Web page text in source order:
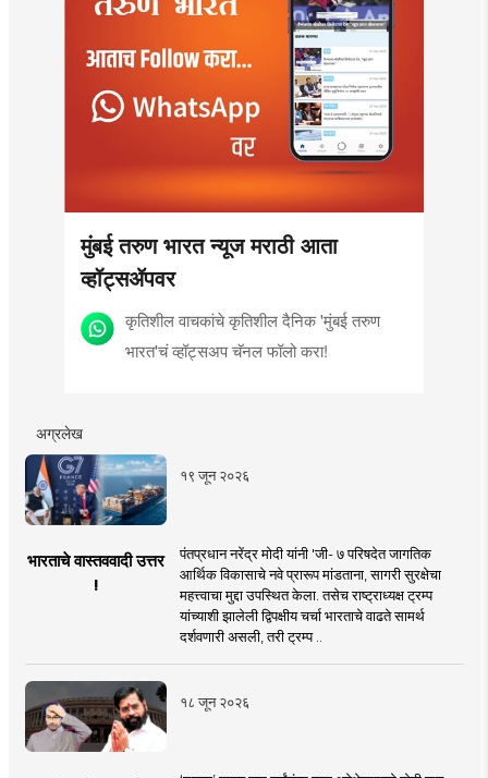
मुंबई तरुण भारत न्यूज मराठी आता
व्हॉट्सॲपवर
कृतिशील वाचकांचे कृतिशील दैनिक 'मुंबई तरुण
भारत'चं व्हॉट्सअप चॅनल फॉलो करा!
अग्रलेख
१९ जून २०२६
भारताचे वास्तववादी उत्तर
!
पंतप्रधान नरेंद्र मोदी यांनी 'जी- ७ परिषदेत जागतिक
आर्थिक विकासाचे नवे प्रारूप मांडताना, सागरी सुरक्षेचा
महत्त्वाचा मुद्दा उपस्थित केला. तसेच राष्ट्राध्यक्ष ट्रम्प
यांच्याशी झालेली द्विपक्षीय चर्चा भारताचे वाढते सामर्थ
दर्शवणारी असली, तरी ट्रम्प ..
१८ जून २०२६